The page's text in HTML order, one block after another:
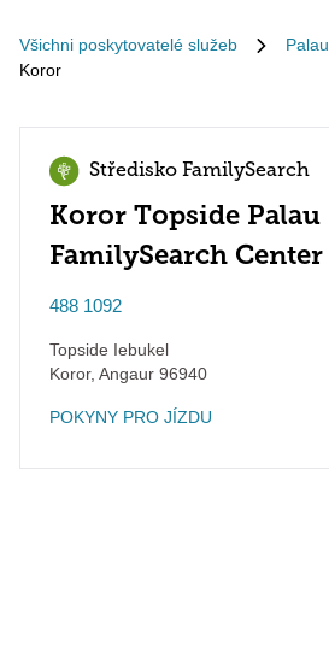
Všichni poskytovatelé služeb Palau
Koror
Středisko FamilySearch
Koror Topside Palau
FamilySearch Center
488 1092
Topside Iebukel
Koror, Angaur 96940
POKYNY PRO JÍZDU